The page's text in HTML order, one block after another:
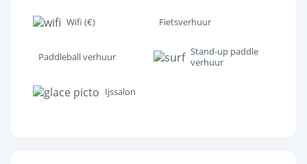
Wifi (€) Fietsverhuur
Paddleball verhuur
Stand-up paddle
verhuur
Ijssalon